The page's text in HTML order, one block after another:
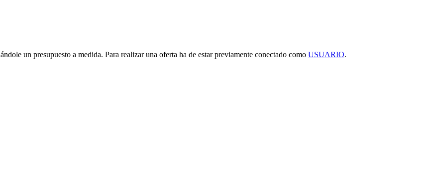
un presupuesto a medida. Para realizar una oferta ha de estar previamente conectado como USUARIO.